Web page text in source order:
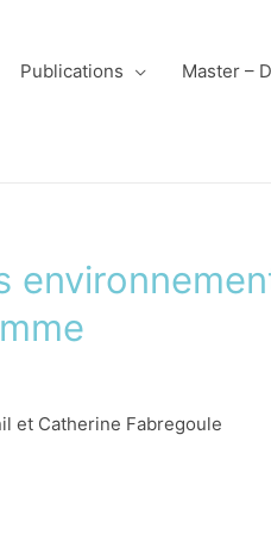
Publications Master –
et Catherine Fabregoule